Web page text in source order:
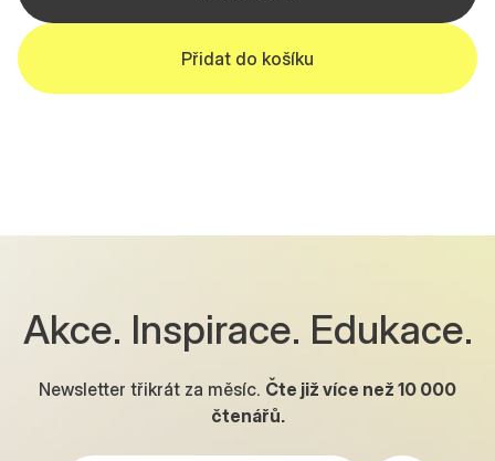
Akce. Inspirace. Edukace.
Newsletter třikrát za měsíc. Čte již více než 10 000
čtenářů.